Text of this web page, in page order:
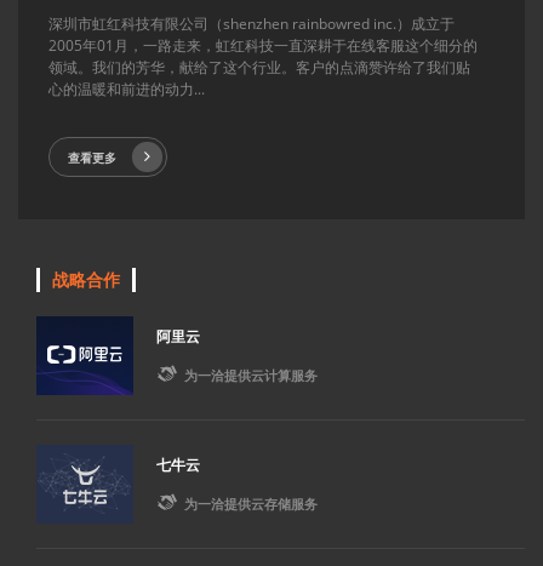
深圳市虹红科技有限公司（shenzhen rainbowred inc.）成立于
2005年01月，一路走来，虹红科技一直深耕于在线客服这个细分的
领域。我们的芳华，献给了这个行业。客户的点滴赞许给了我们贴
心的温暖和前进的动力...
查看更多
战略合作
阿里云
 为一洽提供云计算服务
七牛云
 为一洽提供云存储服务